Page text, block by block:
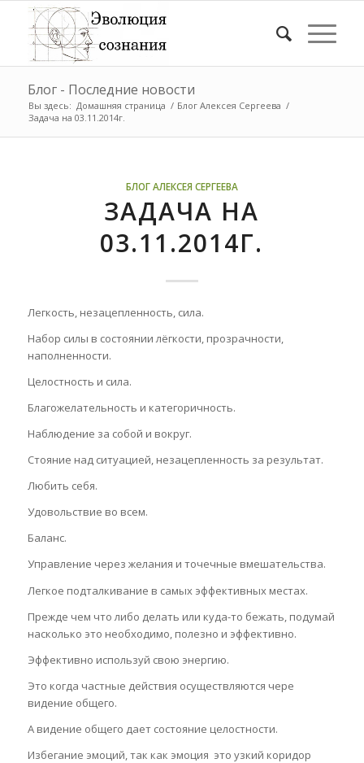
Блог - Последние новости
Вы здесь: Домашняя страница / Блог Алексея Сергеева /
Задача на 03.11.2014г.
БЛОГ АЛЕКСЕЯ СЕРГЕЕВА
ЗАДАЧА НА
03.11.2014Г.
Легкость, незацепленность, сила.
Набор силы в состоянии лёгкости, прозрачности,
наполненности.
Целостность и сила.
Благожелательность и категоричность.
Наблюдение за собой и вокруг.
Стояние над ситуацией, незацепленность за результат.
Любить себя.
Удовольствие во всем.
Баланс.
Управление через желания и точечные вмешательства.
Легкое подталкивание в самых эффективных местах.
Прежде чем что либо делать или куда-то бежать, подумай
насколько это необходимо, полезно и эффективно.
Эффективно используй свою энергию.
Это когда частные действия осуществляются чере
видение общего.
А видение общего дает состояние целостности.
Избегание эмоций, так как эмоция это узкий коридор